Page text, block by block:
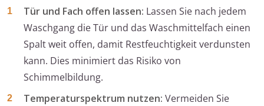
Tür und Fach offen lassen: Lassen Sie nach jedem
Waschgang die Tür und das Waschmittelfach einen
Spalt weit offen, damit Restfeuchtigkeit verdunsten
kann. Dies minimiert das Risiko von
Schimmelbildung.
Temperaturspektrum nutzen: Vermeiden Sie